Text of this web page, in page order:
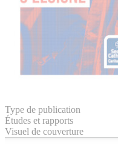
Type de publication
Études et rapports
Visuel de couverture